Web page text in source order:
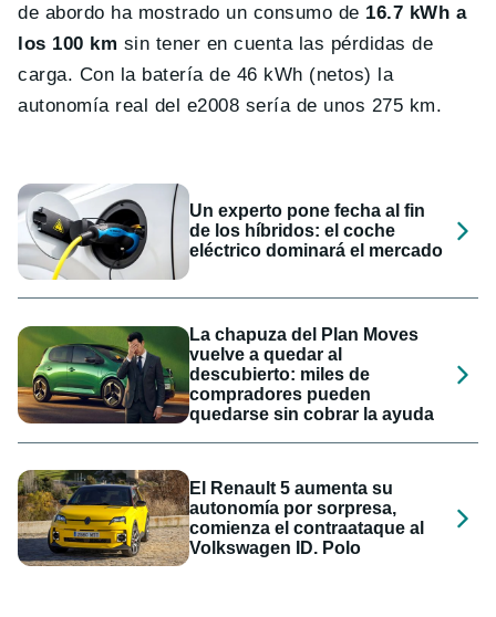
de abordo ha mostrado un consumo de 16.7 kWh a
los 100 km sin tener en cuenta las pérdidas de
carga. Con la batería de 46 kWh (netos) la
autonomía real del e2008 sería de unos 275 km.
Un experto pone fecha al fin
de los híbridos: el coche
eléctrico dominará el mercado
La chapuza del Plan Moves
vuelve a quedar al
descubierto: miles de
compradores pueden
quedarse sin cobrar la ayuda
El Renault 5 aumenta su
autonomía por sorpresa,
comienza el contraataque al
Volkswagen ID. Polo